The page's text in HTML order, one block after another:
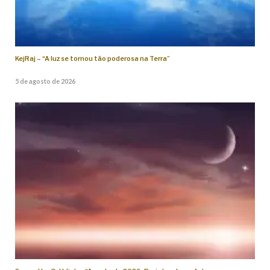
KejRaj – “A luz se tornou tão poderosa na Terra”
5 de agosto de 2026